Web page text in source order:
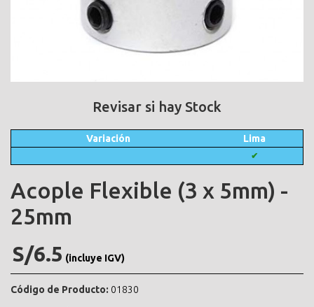
Revisar si hay Stock
Variación Lima
✔
Acople Flexible (3 x 5mm) -
25mm
S/6.5 (incluye IGV)
Código de Producto: 01830